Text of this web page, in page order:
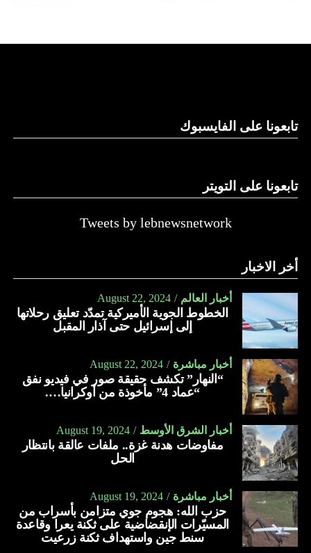
تابعونا على الفايسبوك
تابعونا على التويتر
Tweets by lebnewsnetwork
أخر الاخبار
أخبار العالم August 22, 2024
الخطوط الجوية الأميركية تمدّد تعليق رحلاتها
إلى إسرائيل حتى آذار المقبل
أخبار مباشرة August 22, 2024
“النهار” تكشف حقيقة صور في فيديو نفق
“عماد 4” مأخوذة من أوكرانيا….
أخبار الشرق الأوسط August 19, 2024
مفاوضات هدنة غزة.. ملفات عالقة بانتظار
الحل
أخبار مباشرة August 19, 2024
حزب الله: هجوم جوي متزامن بأسراب من
المسيّرات الإنقضاضية على ثكنة يعرا وقاعدة
سنط جين واستهداف ثكنة زرعيت